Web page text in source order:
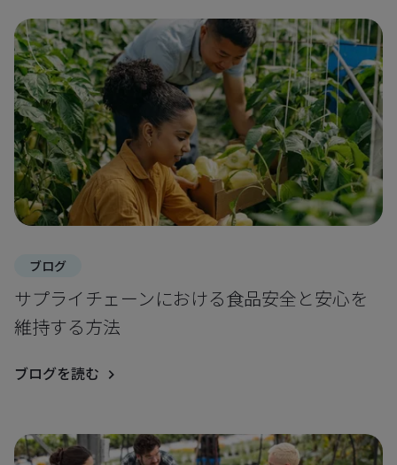
ブログ
サプライチェーンにおける食品安全と安心を
維持する方法
ブログを読む